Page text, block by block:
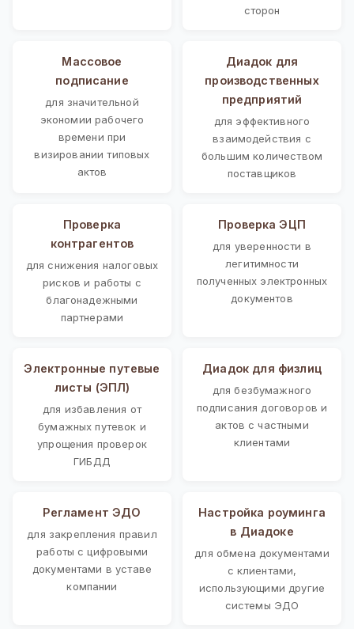
сторон
Массовое
подписание
для значительной
экономии рабочего
времени при
визировании типовых
актов
Диадок для
производственных
предприятий
для эффективного
взаимодействия с
большим количеством
поставщиков
Проверка
контрагентов
для снижения налоговых
рисков и работы с
благонадежными
партнерами
Проверка ЭЦП
для уверенности в
легитимности
полученных электронных
документов
Электронные путевые
листы (ЭПЛ)
для избавления от
бумажных путевок и
упрощения проверок
ГИБДД
Диадок для физлиц
для безбумажного
подписания договоров и
актов с частными
клиентами
Регламент ЭДО
для закрепления правил
работы с цифровыми
документами в уставе
компании
Настройка роуминга
в Диадоке
для обмена документами
с клиентами,
использующими другие
системы ЭДО